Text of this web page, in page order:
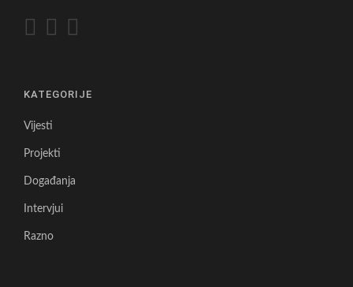
KATEGORIJE
Vijesti
Projekti
Događanja
Intervjui
Razno